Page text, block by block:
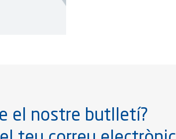
el nostre butlletí?